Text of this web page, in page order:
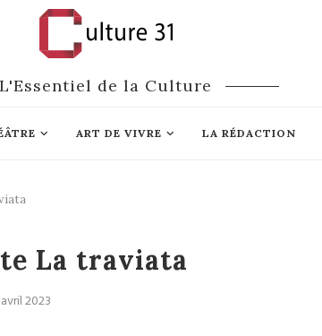
L'Essentiel de la Culture
ART DE VIVRE LA RÉDACTION
La traviata
2023